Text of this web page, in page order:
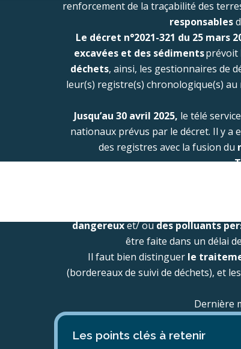
renforcement de la traçabilité des
responsables
Le décret n°2021-321 du 25 mars
excavées et des sédimentsprévoit
déchets, ainsi, les gestionnaires de
leur(s) registre(s) chronologique(s)
Jusqu’au 30 avril 2025, le télé
nationaux prévus par le décret. Il y
des registres avec la fusion du
dangereuxet/ oudes polluants
être faite dans un délai
Il faut bien distinguer le
(bordereaux de suivi de déchets), et
Dernière
Les points clés à retenir